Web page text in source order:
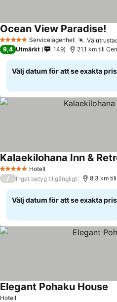
5 Stjärnor Servicelägenhet
Ocean View Paradise!
9,4 Utmärkt 149 21.1 km till
Välj datum för att se exakta
5 Stjärnor Hotell
Kalaekilohana Inn &
/ Inget betyg tillgängligt 8.3 km
Välj datum för att se exakta
Hotell
Elegant Pohaku House